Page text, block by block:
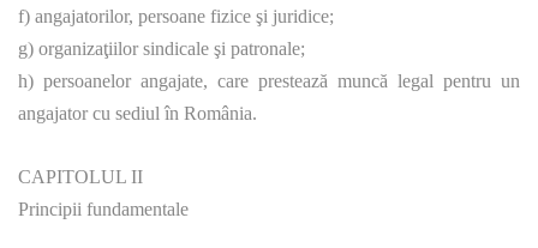
f) angajatorilor, persoane fizice şi juridice;
g) organizaţiilor sindicale şi patronale;
h) persoanelor angajate, care prestează muncă legal pentru un
angajator cu sediul în România.
CAPITOLUL II
Principii fundamentale